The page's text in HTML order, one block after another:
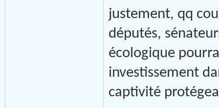
justement, qq
députés,
écologique
investissement
captivité